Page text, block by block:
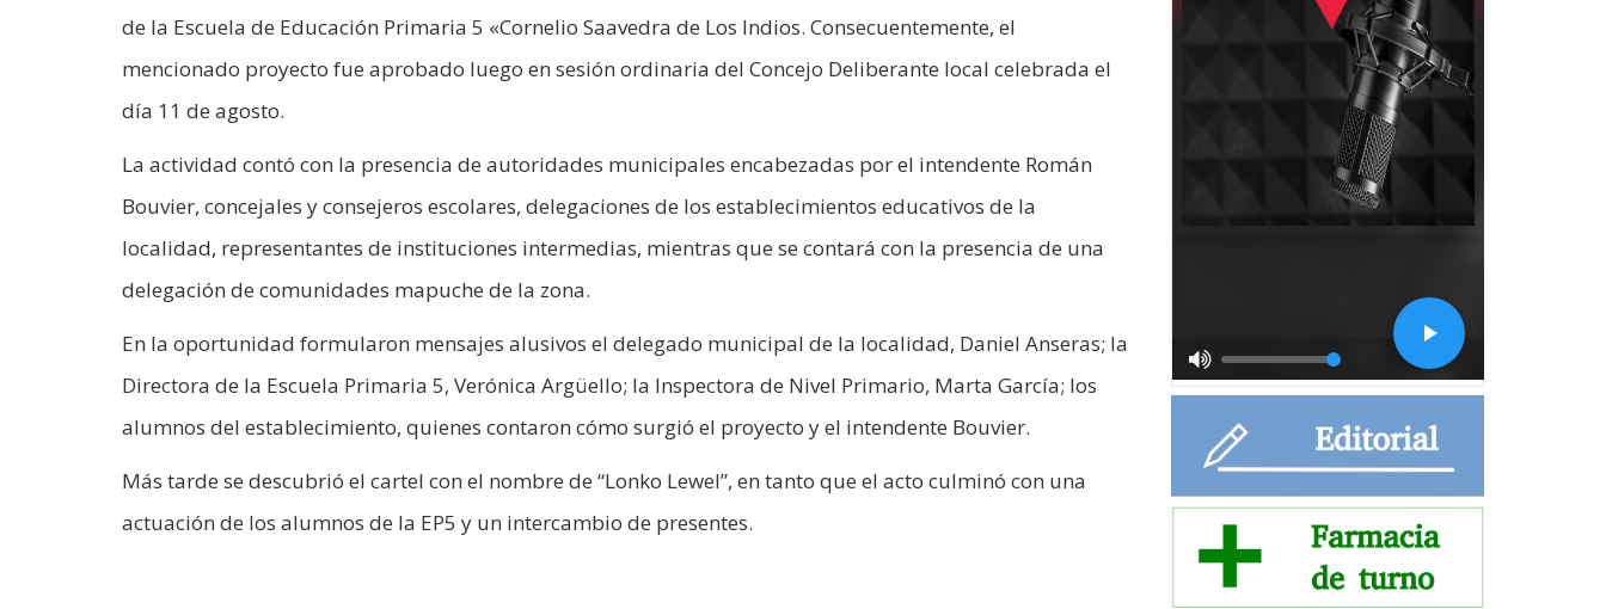
de la Escuela de Educación Primaria 5 «Cornelio Saavedra de Los Indios. Consecuentemente, el
mencionado proyecto fue aprobado luego en sesión ordinaria del Concejo Deliberante local celebrada el
día 11 de agosto.
La actividad contó con la presencia de autoridades municipales encabezadas por el intendente Román
Bouvier, concejales y consejeros escolares, delegaciones de los establecimientos educativos de la
localidad, representantes de instituciones intermedias, mientras que se contará con la presencia de una
delegación de comunidades mapuche de la zona.
En la oportunidad formularon mensajes alusivos el delegado municipal de la localidad, Daniel Anseras; la
Directora de la Escuela Primaria 5, Verónica Argüello; la Inspectora de Nivel Primario, Marta García; los
alumnos del establecimiento, quienes contaron cómo surgió el proyecto y el intendente Bouvier.
Más tarde se descubrió el cartel con el nombre de “Lonko Lewel”, en tanto que el acto culminó con una
actuación de los alumnos de la EP5 y un intercambio de presentes.